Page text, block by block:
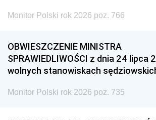
Monitor Polski rok 2026 poz. 766
OBWIESZCZENIE MINISTRA
SPRAWIEDLIWOŚCI z dnia 24 lipca
wolnych stanowiskach
Monitor Polski rok 2026 poz. 735